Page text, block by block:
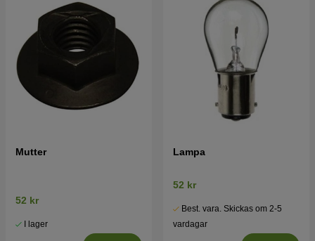
Mutter
52 kr
I lager
Lampa
52 kr
Best. vara. Skickas om 2-5
vardagar